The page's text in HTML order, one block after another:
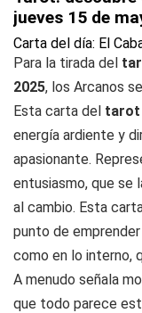
jueves 15 de
Carta del día: El
Para la tirada del
2025, los Arcanos
Esta carta del tarot
energía ardiente y
apasionante.
entusiasmo, que se
al cambio. Esta
punto de
como en lo interno,
A menudo señala
que todo parece